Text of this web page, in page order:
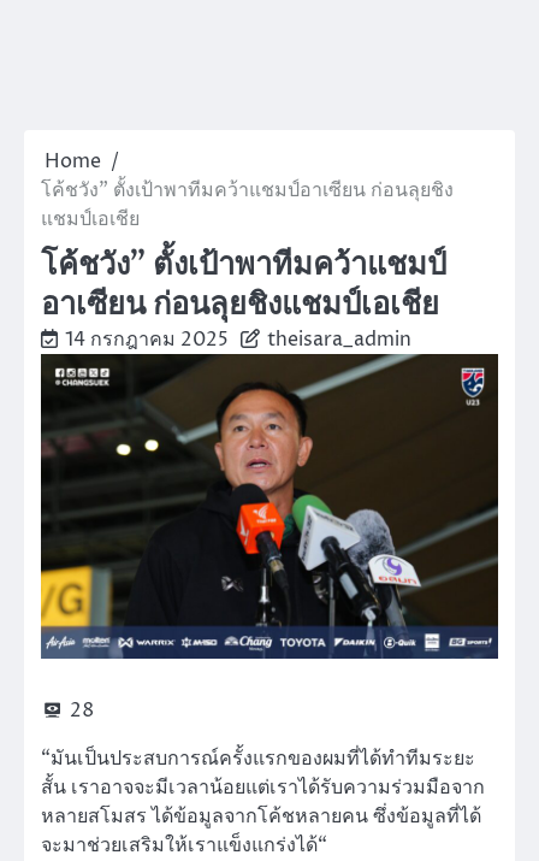
Home
โค้ชวัง” ตั้งเป้าพาทีมคว้าแชมป์อาเซียน ก่อนลุยชิง
แชมป์เอเชีย
โค้ชวัง” ตั้งเป้าพาทีมคว้าแชมป์
อาเซียน ก่อนลุยชิงแชมป์เอเชีย
14 กรกฎาคม 2025 theisara_admin
28
“มันเป็นประสบการณ์ครั้งแรกของผมที่ได้ทำทีมระยะ
สั้น เราอาจจะมีเวลาน้อยแต่เราได้รับความร่วมมือจาก
หลายสโมสร ได้ข้อมูลจากโค้ชหลายคน ซึ่งข้อมูลที่ได้
จะมาช่วยเสริมให้เราแข็งแกร่งได้“